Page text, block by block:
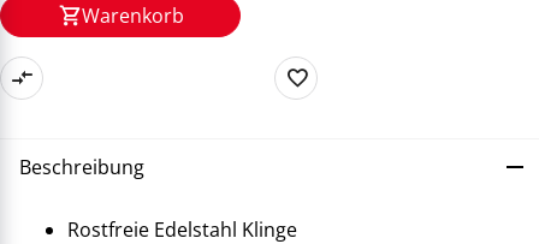
Warenkorb
Beschreibung
Rostfreie Edelstahl Klinge